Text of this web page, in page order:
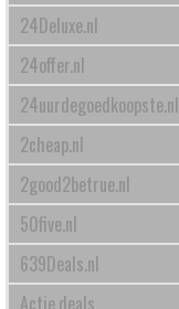
24Deluxe.nl
24offer.nl
24uurdegoedkoopste.nl
2cheap.nl
2good2betrue.nl
50five.nl
639Deals.nl
Actie.deals